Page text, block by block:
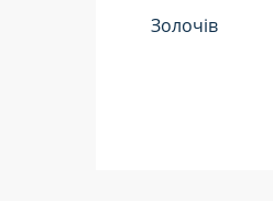
Золочів